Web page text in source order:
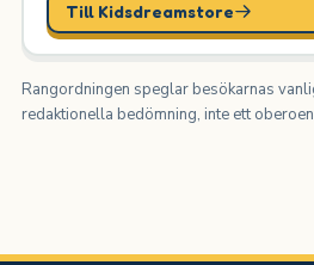
Till Kidsdreamstore
Rangordningen speglar besökarnas
redaktionella bedömning, inte ett